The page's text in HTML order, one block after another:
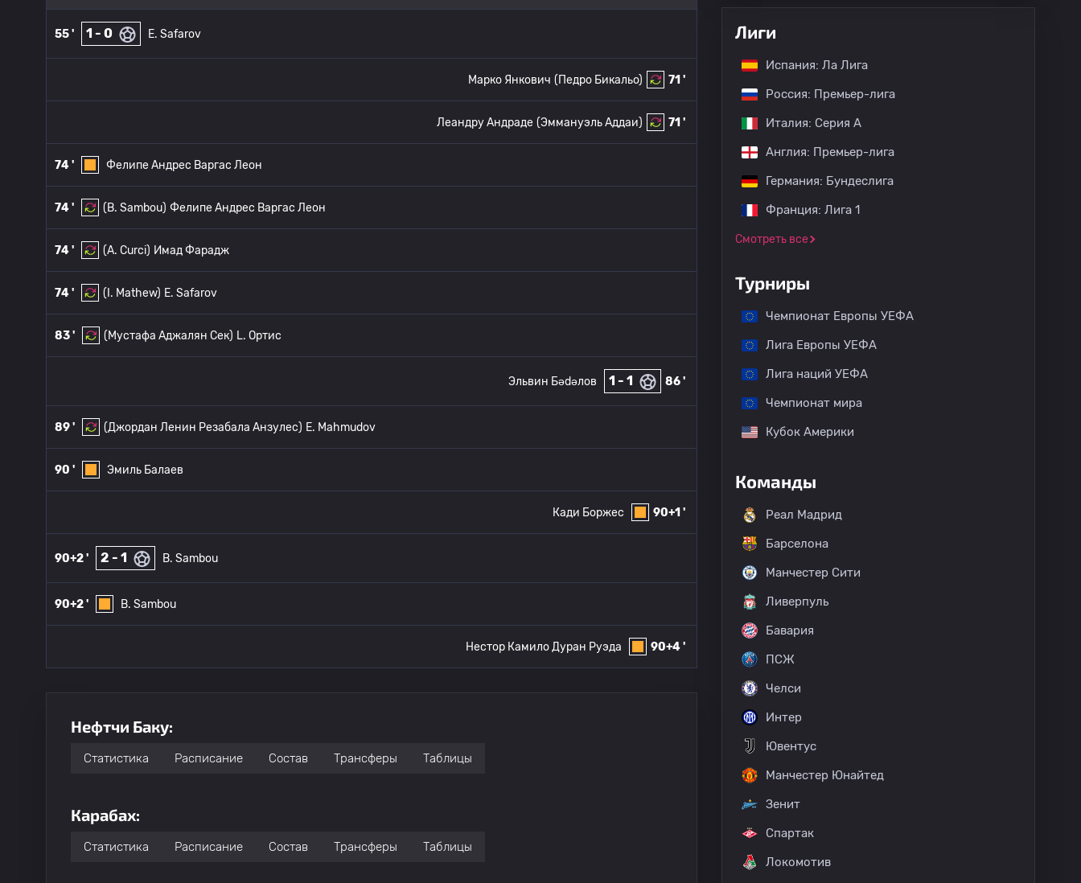
55 ' 1 - 0 E. Safarov
71 '
(Педро Бикальо)
Марко Янкович
71 '
(Эммануэль Аддаи)
Леандру Андраде
74 ' Фелипе Андрес Варгас Леон
74 ' (B. Sambou) Фелипе Андрес Варгас Леон
74 ' (A. Curci) Имад Фарадж
74 ' (I. Mathew) E. Safarov
83 ' (Мустафа Аджалян Сек) L. Ортис
86 '
1 - 1
Эльвин Бədəлов
89 ' (Джордан Ленин Резабала Анзулес) E. Mahmudov
90 ' Эмиль Балаев
90+1 '
Кади Боржес
90+2 ' 2 - 1 B. Sambou
90+2 ' B. Sambou
90+4 '
Нестор Камило Дуран Руэда
Нефтчи Баку:
Статистика Расписание Состав Трансферы Таблицы
Карабах:
Статистика Расписание Состав Трансферы Таблицы
Лиги
Испания: Ла Лига
Россия: Премьер-лига
Италия: Серия А
Англия: Премьер-лига
Германия: Бундеслига
Франция: Лига 1
Смотреть все
Турниры
Чемпионат Европы УЕФА
Лига Европы УЕФА
Лига наций УЕФА
Чемпионат мира
Кубок Америки
Команды
Реал Мадрид
Барселона
Манчестер Сити
Ливерпуль
Бавария
ПСЖ
Челси
Интер
Ювентус
Манчестер Юнайтед
Зенит
Спартак
Локомотив